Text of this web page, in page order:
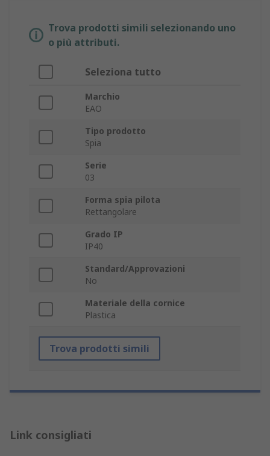
Trova prodotti simili selezionando uno
o più attributi.
Seleziona tutto
Marchio
EAO
Tipo prodotto
Spia
Serie
03
Forma spia pilota
Rettangolare
Grado IP
IP40
Standard/Approvazioni
No
Materiale della cornice
Plastica
Trova prodotti simili
Link consigliati